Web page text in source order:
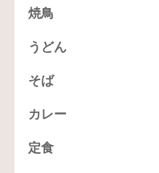
焼鳥
うどん
そば
カレー
定食